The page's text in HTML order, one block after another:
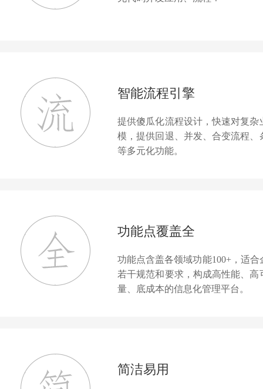
智能流程引擎
提供傻瓜化流程设计，快速对复杂
模，提供回退、并发、合变流程、
等多元化功能。
功能点覆盖全
功能点含盖各领域功能100+，适合
若干规范和要求，构成高性能、高
量、底成本的信息化管理平台。
简洁易用